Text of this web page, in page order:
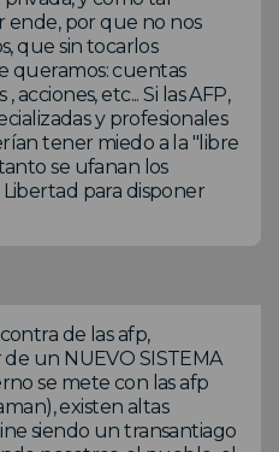
ende, por que no nos
que sin tocarlos
queramos: cuentas
etc... Si las AFP,
y profesionales
tener miedo a la "libre
se ufanan los
para disponer
de las afp,
un NUEVO SISTEMA
se mete con las afp
existen altas
siendo un transantiago